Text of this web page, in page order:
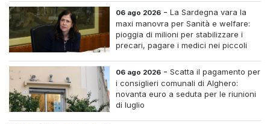
06 ago 2026 -La Sardegna vara la
maxi manovra per Sanità e welfare:
pioggia di milioni per stabilizzare i
precari, pagare i medici nei piccoli
case di riposo.
06 ago 2026 -Scatta il pagamento per
i consiglieri comunali di Alghero:
novanta euro a seduta per le riunioni
di luglio